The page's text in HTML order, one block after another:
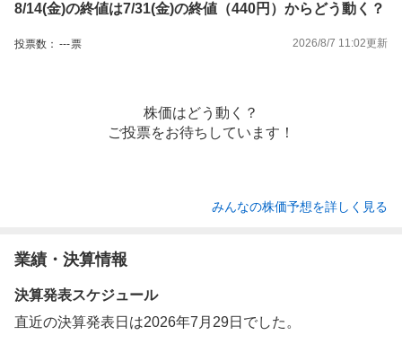
8/14(金)の終値は7/31(金)の終値（440円）からどう動く？
投票数： ---票 2026/8/7 11:02更新
株価はどう動く？
ご投票をお待ちしています！
みんなの株価予想を詳しく見る
業績・決算情報
決算発表スケジュール
直近の決算発表日は2026年7月29日でした。